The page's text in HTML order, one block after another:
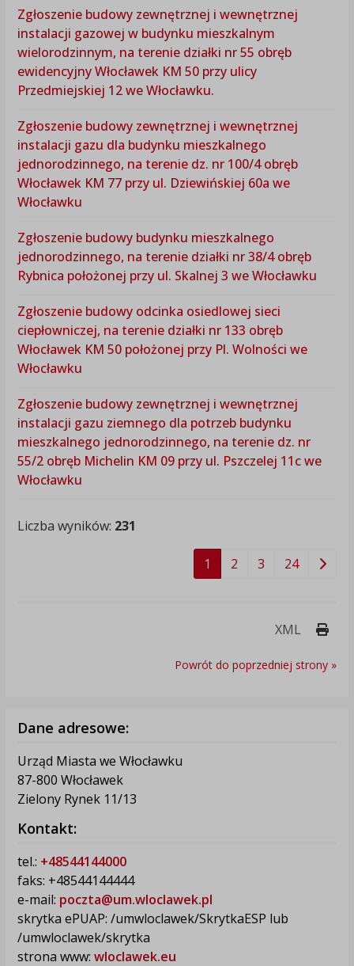
Zgłoszenie budowy zewnętrznej i wewnętrznej
instalacji gazowej w budynku mieszkalnym
wielorodzinnym, na terenie działki nr 55 obręb
ewidencyjny Włocławek KM 50 przy ulicy
Przedmiejskiej 12 we Włocławku.
Zgłoszenie budowy zewnętrznej i wewnętrznej
instalacji gazu dla budynku mieszkalnego
jednorodzinnego, na terenie dz. nr 100/4 obręb
Włocławek KM 77 przy ul. Dziewińskiej 60a we
Włocławku
Zgłoszenie budowy budynku mieszkalnego
jednorodzinnego, na terenie działki nr 38/4 obręb
Rybnica położonej przy ul. Skalnej 3 we Włocławku
Zgłoszenie budowy odcinka osiedlowej sieci
ciepłowniczej, na terenie działki nr 133 obręb
Włocławek KM 50 położonej przy Pl. Wolności we
Włocławku
Zgłoszenie budowy zewnętrznej i wewnętrznej
instalacji gazu ziemnego dla potrzeb budynku
mieszkalnego jednorodzinnego, na terenie dz. nr
55/2 obręb Michelin KM 09 przy ul. Pszczelej 11c we
Włocławku
Liczba wyników: 231
1 2 3 24
XML
Powrót do poprzedniej strony »
Dane adresowe:
Urząd Miasta we Włocławku
87-800 Włocławek
Zielony Rynek 11/13
Kontakt:
tel.: +48544144000
faks: +48544144444
e-mail: poczta@um.wloclawek.pl
skrytka ePUAP: /umwloclawek/SkrytkaESP lub
/umwloclawek/skrytka
strona www: wloclawek.eu